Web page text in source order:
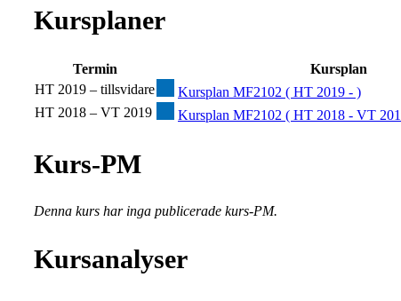
Kursplaner
Termin
Kursplan
HT 2019 – tillsvidare
Kursplan MF2102 ( HT 2019 - )
HT 2018 – VT 2019
Kursplan MF2102 ( HT 2018 - VT
Kurs-PM
Denna kurs har inga publicerade kurs-PM.
Kursanalyser